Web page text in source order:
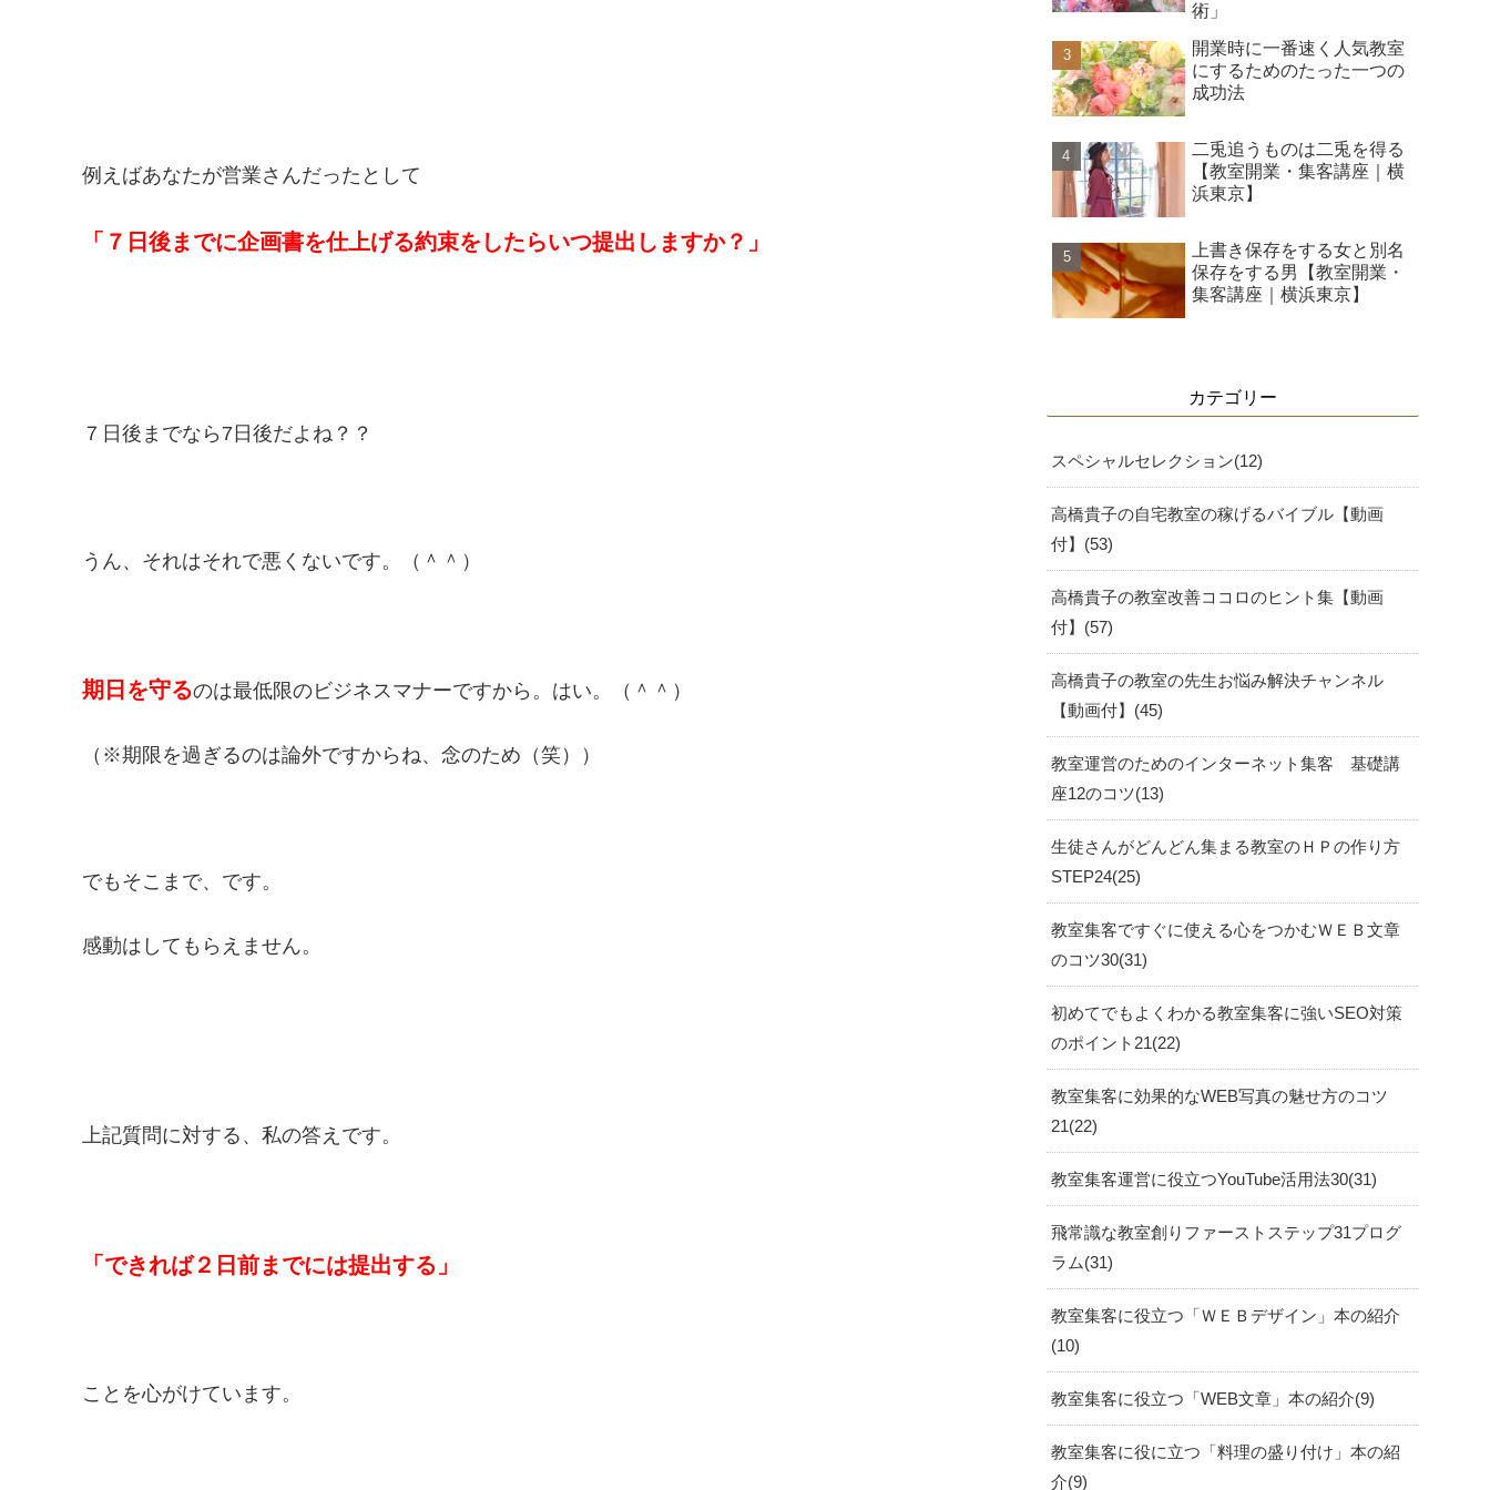
例えばあなたが営業さんだったとして
「７日後までに企画書を仕上げる約束をしたらいつ提出しますか？」
７日後までなら7日後だよね？？
うん、それはそれで悪くないです。（＾＾）
期日を守るのは最低限のビジネスマナーですから。はい。（＾＾）
（※期限を過ぎるのは論外ですからね、念のため（笑））
でもそこまで、です。
感動はしてもらえません。
上記質問に対する、私の答えです。
「できれば２日前までには提出する」
ことを心がけています。
術」
開業時に一番速く人気教室
にするためのたった一つの
成功法
二兎追うものは二兎を得る
【教室開業・集客講座｜横
浜東京】
上書き保存をする女と別名
保存をする男【教室開業・
集客講座｜横浜東京】
カテゴリー
スペシャルセレクション 12
高橋貴子の自宅教室の稼げるバイブル【動画
付】
53
高橋貴子の教室改善ココロのヒント集【動画
付】
57
高橋貴子の教室の先生お悩み解決チャンネル
【動画付】
45
教室運営のためのインターネット集客 基礎講
座12のコツ 13
生徒さんがどんどん集まる教室のＨＰの作り方
STEP24 25
教室集客ですぐに使える心をつかむＷＥＢ文章
のコツ30 31
初めてでもよくわかる教室集客に強いSEO対策
のポイント21 22
教室集客に効果的なWEB写真の魅せ方のコツ
21 22
教室集客運営に役立つYouTube活用法30 31
飛常識な教室創りファーストステップ31プログ
ラム 31
教室集客に役立つ「ＷＥＢデザイン」本の紹介
10
教室集客に役立つ「WEB文章」本の紹介 9
教室集客に役に立つ「料理の盛り付け」本の紹
介 9